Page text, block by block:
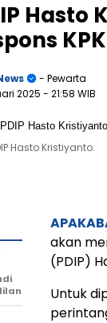
Hasto
- Pewarta
2025 - 21:58 WIB
Hasto Kristiyanto.
akan
(PDIP)
Untuk